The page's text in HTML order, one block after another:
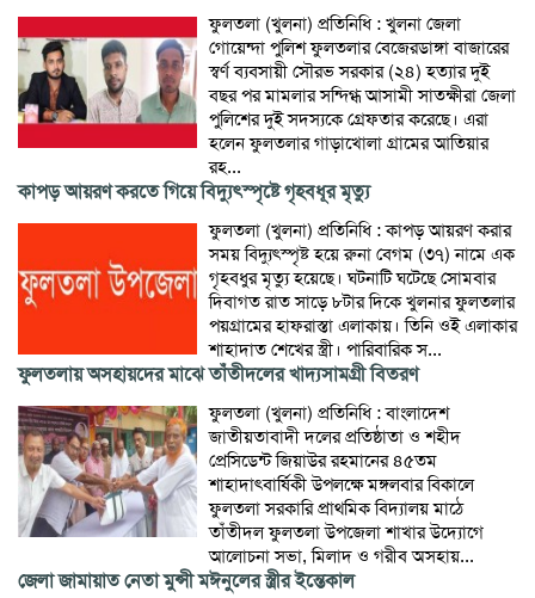
ফুলতলা (খুলনা) প্রতিনিধি : খুলনা জেলা
গোয়েন্দা পুলিশ ফুলতলার বেজেরডাঙ্গা বাজারের
স্বর্ণ ব্যবসায়ী সৌরভ সরকার (২৪) হত্যার দুই
বছর পর মামলার সন্দিগ্ধ আসামী সাতক্ষীরা জেলা
পুলিশের দুই সদস্যকে গ্রেফতার করেছে। এরা
হলেন ফুলতলার গাড়াখোলা গ্রামের আতিয়ার
রহ...
কাপড় আয়রণ করতে গিয়ে বিদ্যুৎস্পৃষ্টে গৃহবধূর মৃত্যু
ফুলতলা (খুলনা) প্রতিনিধি : কাপড় আয়রণ করার
সময় বিদ্যুৎস্পৃষ্ট হয়ে রুনা বেগম (৩৭) নামে এক
গৃহবধুর মৃত্যু হয়েছে। ঘটনাটি ঘটেছে সোমবার
দিবাগত রাত সাড়ে ৮টার দিকে খুলনার ফুলতলার
পয়গ্রামের হাফরাস্তা এলাকায়। তিনি ওই এলাকার
শাহাদাত শেখের স্ত্রী। পারিবারিক স...
ফুলতলায় অসহায়দের মাঝে তাঁতীদলের খাদ্যসামগ্রী বিতরণ
ফুলতলা (খুলনা) প্রতিনিধি : বাংলাদেশ
জাতীয়তাবাদী দলের প্রতিষ্ঠাতা ও শহীদ
প্রেসিডেন্ট জিয়াউর রহমানের ৪৫তম
শাহাদাৎবার্ষিকী উপলক্ষে মঙ্গলবার বিকালে
ফুলতলা সরকারি প্রাথমিক বিদ্যালয় মাঠে
তাঁতীদল ফুলতলা উপজেলা শাখার উদ্যোগে
আলোচনা সভা, মিলাদ ও গরীব অসহায়...
জেলা জামায়াত নেতা মুন্সী মঈনুলের স্ত্রীর ইন্তেকাল